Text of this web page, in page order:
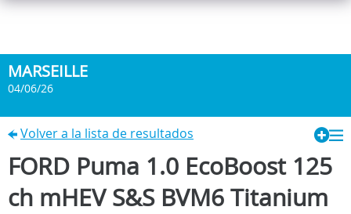
MARSEILLE
04/06/26
Volver a la lista de resultados
FORD Puma 1.0 EcoBoost 125
ch mHEV S&S BVM6 Titanium